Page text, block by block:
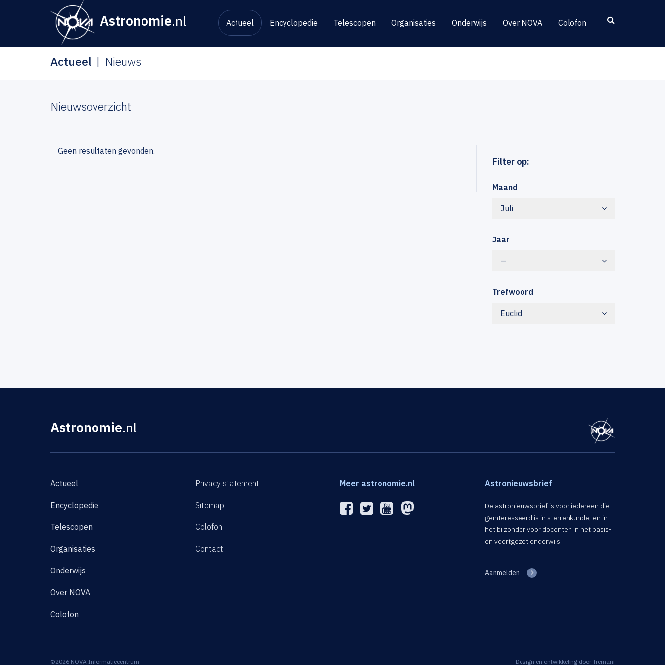
Astronomie.nl Actueel Encyclopedie Telescopen Organisaties Onderwijs Over NOVA Colofon
Actueel Nieuws
Nieuwsoverzicht
Filter op:
Maand
Juli
Jaar
—
Trefwoord
Euclid
Geen resultaten gevonden.
Astronomie.nl
Actueel
Encyclopedie
Telescopen
Organisaties
Onderwijs
Over NOVA
Colofon
Privacy statement
Sitemap
Colofon
Contact
Meer astronomie.nl Astronieuwsbrief
De astronieuwsbrief is voor iedereen die
geïnteresseerd is in sterrenkunde, en in
het bijzonder voor docenten in het basis-
en voortgezet onderwijs.
Aanmelden
©2026 NOVA Informatiecentrum Design en ontwikkeling door Tremani